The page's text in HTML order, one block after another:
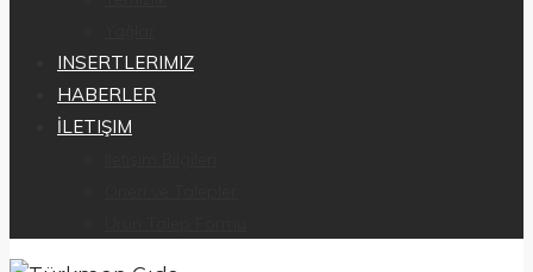
INSERTLERIMIZ
HABERLER
İLETIŞIM